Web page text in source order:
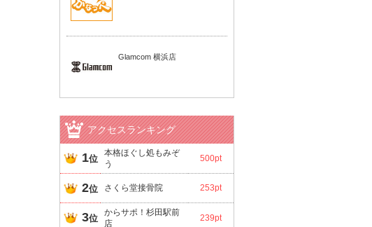
Glamcom 横浜店
アクセスランキング
1位
本格ほぐし処もみぞ
う
500pt
2位 さくら堂接骨院 253pt
3位
からサポ！杉田駅前
店
239pt